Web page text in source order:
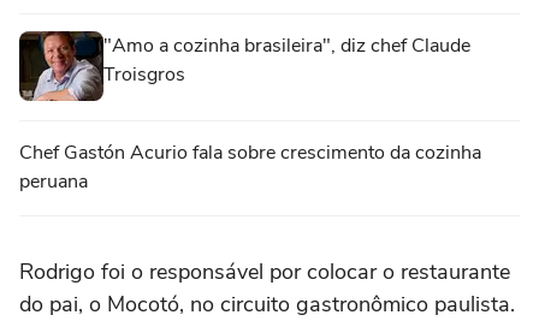
"Amo a cozinha brasileira", diz chef Claude
Troisgros
Chef Gastón Acurio fala sobre crescimento da cozinha
peruana
Rodrigo foi o responsável por colocar o restaurante
do pai, o Mocotó, no circuito gastronômico paulista.